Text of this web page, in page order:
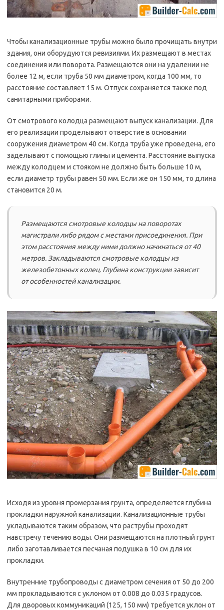
Чтобы канализационные трубы можно было прочищать внутри
здания, они оборудуются ревизиями. Их размещают в местах
соединения или поворота. Размещаются они на удалении не
более 12 м, если труба 50 мм диаметром, когда 100 мм, то
расстояние составляет 15 м. Отпуск сохраняется также под
санитарными приборами.
От смотрового колодца размещают выпуск канализации. Для
его реализации проделывают отверстие в основании
сооружения диаметром 40 см. Когда труба уже проведена, его
заделывают с помощью глины и цемента. Расстояние выпуска
между колодцем и стояком не должно быть больше 10 м,
если диаметр трубы равен 50 мм. Если же он 150 мм, то длина
становится 20 м.
Размещаются смотровые колодцы на поворотах
магистрали либо рядом с местами присоединения. При
этом расстояния между ними должно начинаться от 40
метров. Закладываются смотровые колодцы из
железобетонных колец. Глубина конструкции зависит
от особенностей канализации.
Исходя из уровня промерзания грунта, определяется глубина
прокладки наружной канализации. Канализационные трубы
укладываются таким образом, что раструбы проходят
навстречу течению воды. Они размещаются на плотный грунт
либо заготавливается песчаная подушка в 10 см для их
прокладки.
Внутренние трубопроводы с диаметром сечения от 50 до 200
мм прокладываются с уклоном от 0.008 до 0.035 градусов.
Для дворовых коммуникаций (125, 150 мм) требуется уклон от